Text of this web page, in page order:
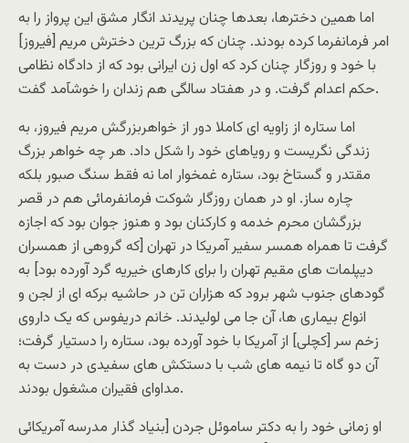
اما همین دخترها، بعدها چنان پریدند انگار مشق این پرواز را به
امر فرمانفرما کرده بودند. چنان که بزرگ ترین دخترش مریم [فیروز]
با خود و روزگار چنان کرد که اول زن ایرانی بود که از دادگاه نظامی
حکم اعدام گرفت. و در هفتاد سالگی هم زندان را خوشآمد گفت.
اما ستاره از زاویه ای کاملا دور از خواهربزرگش مریم فیروز، به
زندگی نگریست و رویاهای خود را شکل داد. هر چه خواهر بزرگ
مقتدر و گستاخ بود، ستاره غمخوار اما نه فقط سنگ صبور بلکه
چاره ساز. او در همان روزگار شوکت فرمانفرمائی هم در قصر
بزرگشان محرم خدمه و کارکنان بود و هنوز جوان بود که اجازه
گرفت تا همراه همسر سفیر آمریکا در تهران [که گروهی از همسران
دیپلمات های مقیم تهران را برای کارهای خیریه گرد آورده بود] به
گودهای جنوب شهر برود که هزاران تن در حاشیه برکه ای از لجن و
انواع بیماری ها، آن جا می لولیدند. خانم دریفوس که یک داروی
زخم سر [کچلی] از آمریکا با خود آورده بود، ستاره را دستیار گرفت؛
آن دو گاه تا نیمه های شب با دستکش های سفیدی در دست به
مداوای فقیران مشغول بودند.
او زمانی خود را به دکتر ساموئل جردن [بنیاد گذار مدرسه آمریکائی